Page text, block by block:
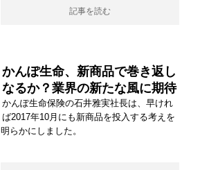
記事を読む
かんぽ生命、新商品で巻き返し
なるか？業界の新たな風に期待
かんぽ生命保険の石井雅実社長は、早けれ
ば2017年10月にも新商品を投入する考えを
明らかにしました。